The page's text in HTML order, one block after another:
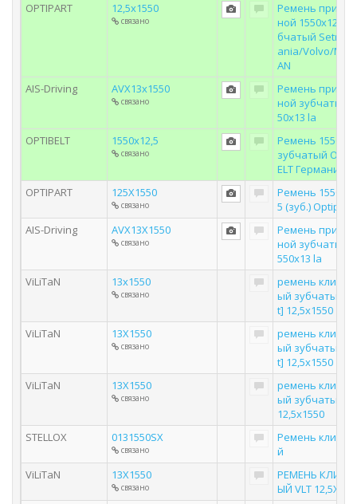
OPTIPART
12,5x1550
связано
Ремень привод
ной 1550х12,5
бчатый Setra/
ania/Volvo/MB/
AN
AIS-Driving
AVX13x1550
связано
Ремень привод
ной
50х13 la
OPTIBELT
1550x12,5
связано
Ремень 1550х13
зубчатый
ELT Германия
OPTIPART
125X1550
связано
Ремень
5 (зуб.) Optipart
AIS-Driving
AVX13X1550
связано
Ремень привод
ной зубчатый 1
550х13 la
ViLiTaN
13x1550
связано
ремень клинов
ый зубчатый [vl
t] 12,5x1550
ViLiTaN
13X1550
связано
ремень клинов
ый зубчатый [vl
t] 12,5x1550
ViLiTaN
13X1550
связано
ремень клинов
ый зубчатый vlt
12,5x1550
STELLOX
0131550SX
связано
Ремень
й
ViLiTaN
13X1550
связано
РЕМЕНЬ
ЫЙ VLT